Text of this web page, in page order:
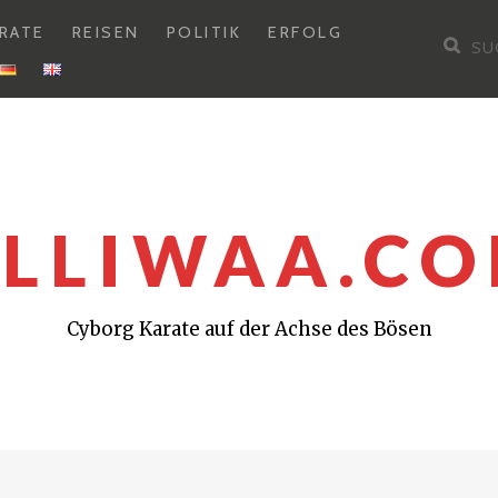
REISEN POLITIK
ERFOLG
Cyborg Karate auf der Achse des Bösen